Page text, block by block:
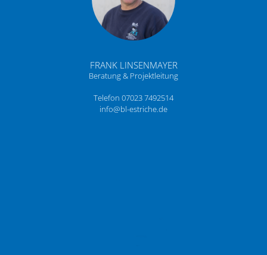
FRANK LINSENMAYER
Beratung & Projektleitung
Telefon 07023 7492514
info@bl-estriche.de